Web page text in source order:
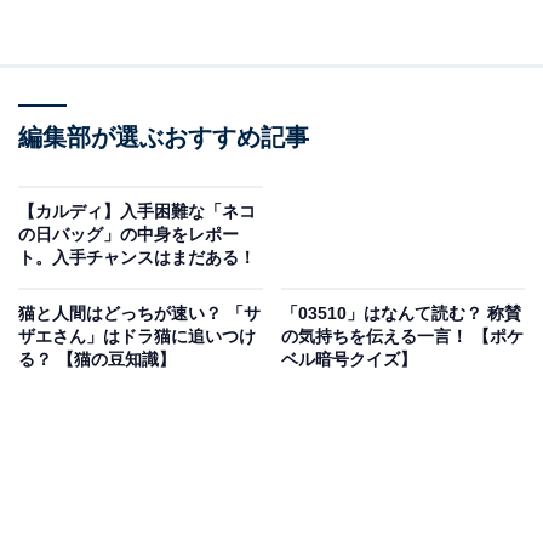
世界的に定められている猫の日。人間と猫の友情を深め
あうとともに、猫に安全な生活を提供することを誓うた
笑い声「ハ（8）ハ（8）ハ」の語呂合わせから
編集部が選ぶおすすめ記事
【カルディ】入手困難な「ネコ
の日バッグ」の中身をレポー
ト。入手チャンスはまだある！
猫と人間はどっちが速い？ 「サ
ザエさん」はドラ猫に追いつけ
る？ 【猫の豆知識】
「03510」はなんて読む？ 称賛
の気持ちを伝える一言！ 【ポケ
ベル暗号クイズ】